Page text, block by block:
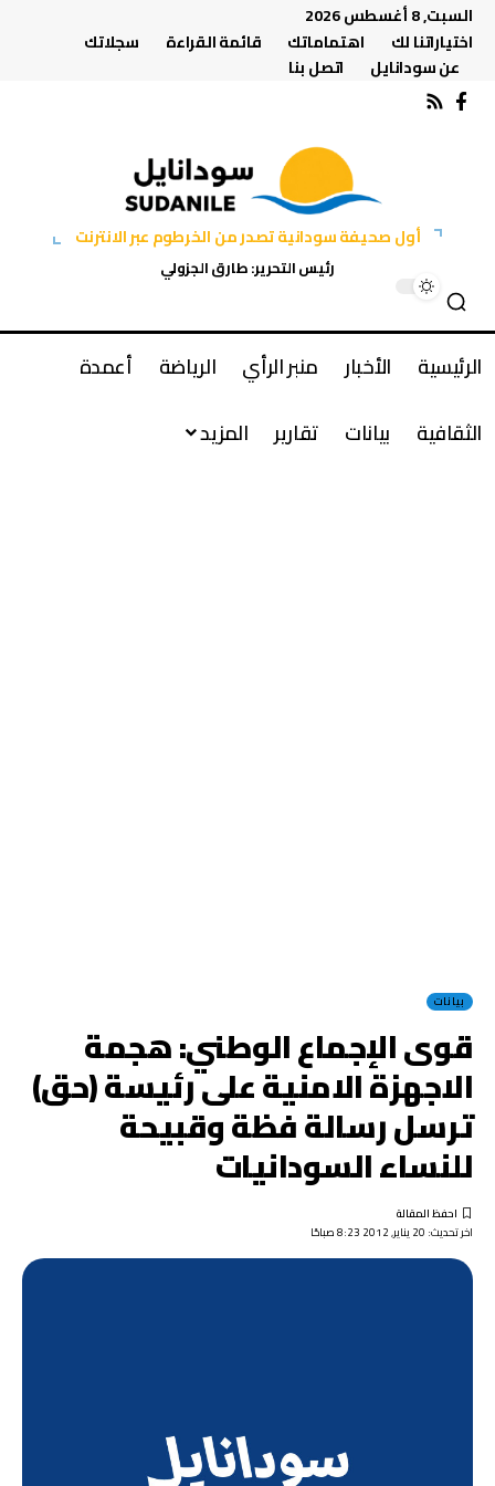
السبت, 8 أغسطس 2026
اختياراتنا لك
اهتماماتك قائمة القراءة
سجلاتك
عن سودانايل
اتصل بنا
أول صحيفة سودانية تصدر من الخرطوم عبر الانترنت
رئيس التحرير: طارق الجزولي
الرئيسية الأخبار منبر الرأي الرياضة
أعمدة
الثقافية
بيانات تقارير المزيد
بيانات
قوى الإجماع الوطني: هجمة
الاجهزة الامنية على رئيسة (حق)
ترسل رسالة فظة وقبيحة
للنساء السودانيات
اخر تحديث: 20 يناير, 2012 8:23 صباحًا